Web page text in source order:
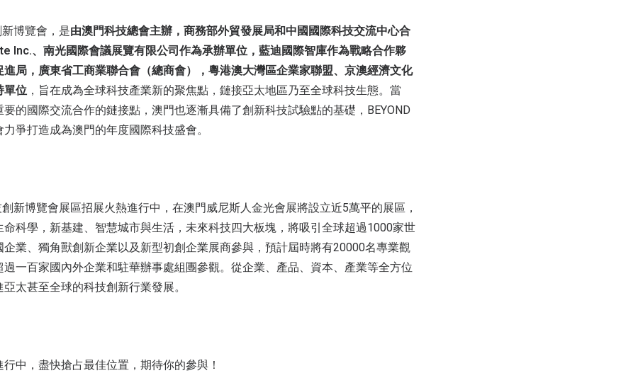
新博覽會，是由澳門科技總會主辦，商務部外貿發展局和中國國際科技交流中心合
Inc.、南光國際會議展覽有限公司作為承辦單位，藍迪國際智庫作為戰略合作夥
局，廣東省工商業聯合會（總商會），粵港澳大灣區企業家聯盟、京澳經濟文化
單位 ，旨在成為全球科技產業新的聚焦點，鏈接亞太地區乃至全球科技生態。當
的國際交流合作的鏈接點，澳門也逐漸具備了創新科技試驗點的基礎，BEYOND
爭打造成為澳門的年度國際科技盛會。
創新博覽會展區招展火熱進行中，在澳門威尼斯人金光會展將設立近5萬平的展區，
科學，新基建、智慧城市與生活，未來科技四大板塊，將吸引全球超過1000家世
業、獨角獸創新企業以及新型初創企業展商參與，預計屆時將有20000名專業觀
過一百家國內外企業和駐華辦事處組團參觀。從企業、產品、資本、產業等全方位
太甚至全球的科技創新行業發展。
中，盡快搶占最佳位置，期待你的參與！